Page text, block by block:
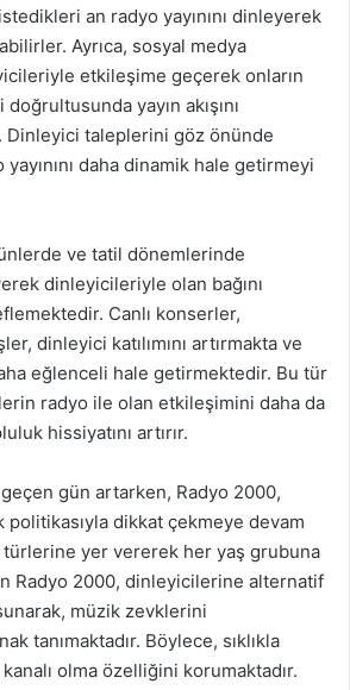
an radyo yayınını dinleyerek
Ayrıca, sosyal medya
etkileşime geçerek onların
yayın akışını
taleplerini göz önünde
daha dinamik hale getirmeyi
ve tatil dönemlerinde
dinleyicileriyle olan bağını
Canlı konserler,
dinleyici katılımını artırmakta ve
eğlenceli hale getirmektedir. Bu tür
radyo ile olan etkileşimini daha da
hissiyatını artırır.
gün artarken, Radyo 2000,
dikkat çekmeye devam
türlerine yer vererek her yaş grubuna
Radyo 2000, dinleyicilerine alternatif
müzik zevklerini
tanımaktadır. Böylece, sıklıkla
olma özelliğini korumaktadır.